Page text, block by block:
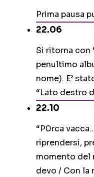
Prima pausa
22.06
Si ritorna con
penultimo
nome). E’
“Lato destro
22.10
“P0rca
riprendersi,
momento del
devo / Con la